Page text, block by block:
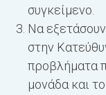
συγκείμενο.
Να
στην
προβλήματα
μονάδα και